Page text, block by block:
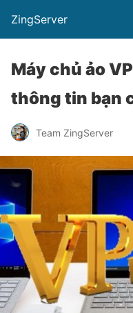
ZingServer
Máy chủ ảo
thông tin bạn
Team ZingServer